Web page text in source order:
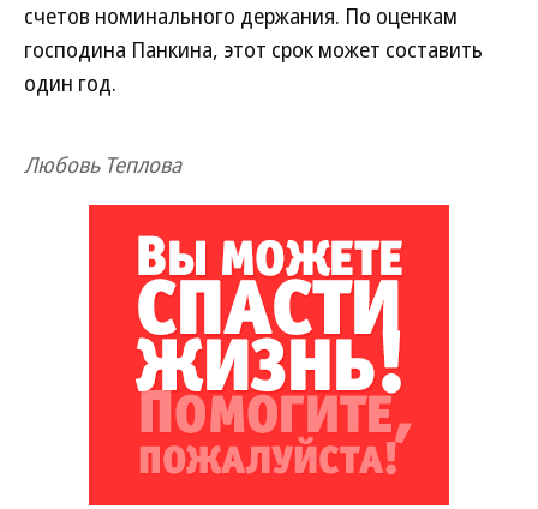
счетов номинального держания. По оценкам
господина Панкина, этот срок может составить
один год.
Любовь Теплова